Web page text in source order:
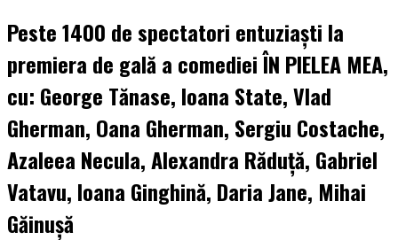
Peste 1400 de spectatori entuziaști la
premiera de gală a comediei ÎN PIELEA MEA,
cu: George Tănase, Ioana State, Vlad
Gherman, Oana Gherman, Sergiu Costache,
Azaleea Necula, Alexandra Răduță, Gabriel
Vatavu, Ioana Ginghină, Daria Jane, Mihai
Găinușă